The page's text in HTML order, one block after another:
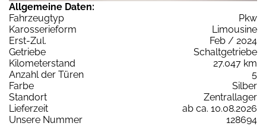
Allgemeine Daten:
Fahrzeugtyp
Pkw
Karosserieform
Limousine
Erst-Zul.
Feb / 2024
Getriebe
Schaltgetriebe
Kilometerstand
27.047 km
Anzahl der Türen
5
Farbe
Silber
Standort
Zentrallager
Lieferzeit
ab ca. 10.08.2026
Unsere Nummer
128694